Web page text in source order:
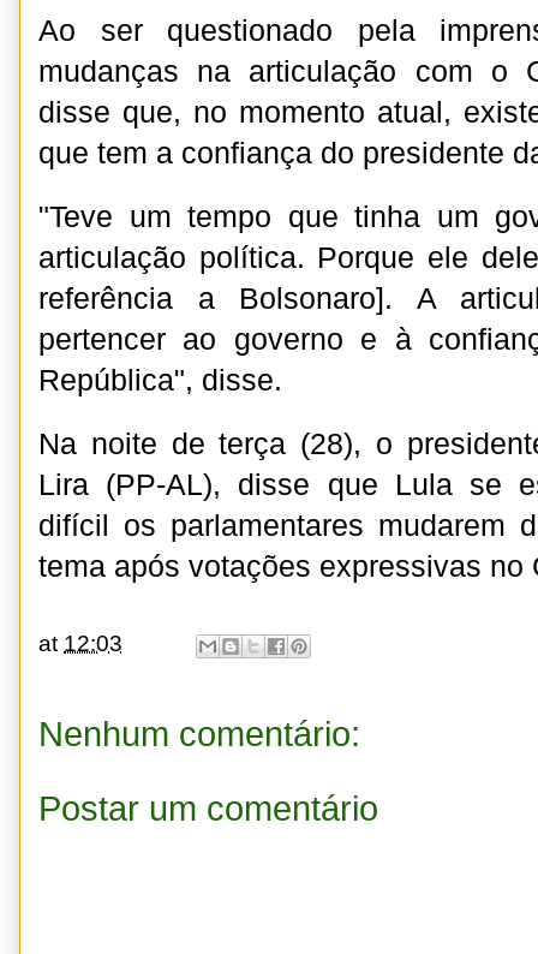
Ao ser questionado pela
mudanças na articulação com o
disse que, no momento atual,
que tem a confiança do presidente
"Teve um tempo que tinha um
articulação política. Porque ele
referência a Bolsonaro]. A
pertencer ao governo e à
República", disse.
Na noite de terça (28), o
Lira (PP-AL), disse que Lula se
difícil os parlamentares mudarem
tema após votações expressivas no
at 12:03
Nenhum comentário:
Postar um comentário